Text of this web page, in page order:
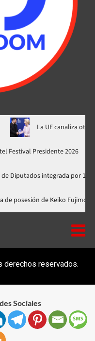
La UE canaliza otros $1.400
al cartel Festival
integrada por 170 legisladores
a la toma de posesión de
derechos reservados.
Sociales